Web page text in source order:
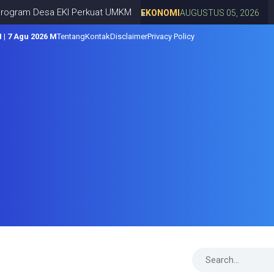
EKI Perkuat UMKM EKONOMI AUGUSTUS 05, 2026
7 Agu 2026 MTentangKontakDisclaimerPrivacy Policy